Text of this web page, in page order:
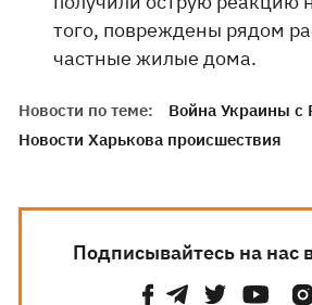
того, повреждены рядом
частные жилые дома.
Новости по теме:
Война Украины с
Новости Харькова происшествия
Подписывайтесь на нас